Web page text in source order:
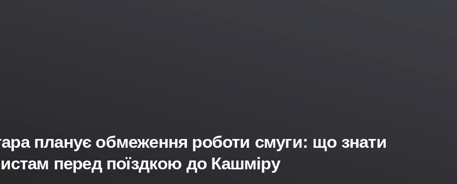
планує обмеження роботи смуги: що знати
перед поїздкою до Кашміру